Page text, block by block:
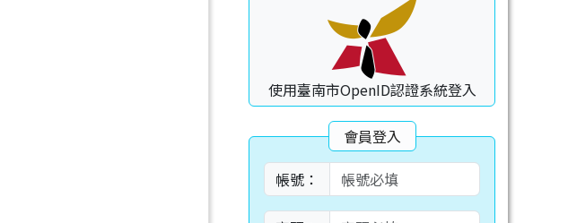
使用臺南市OpenID認證系統登入
會員登入
帳號：